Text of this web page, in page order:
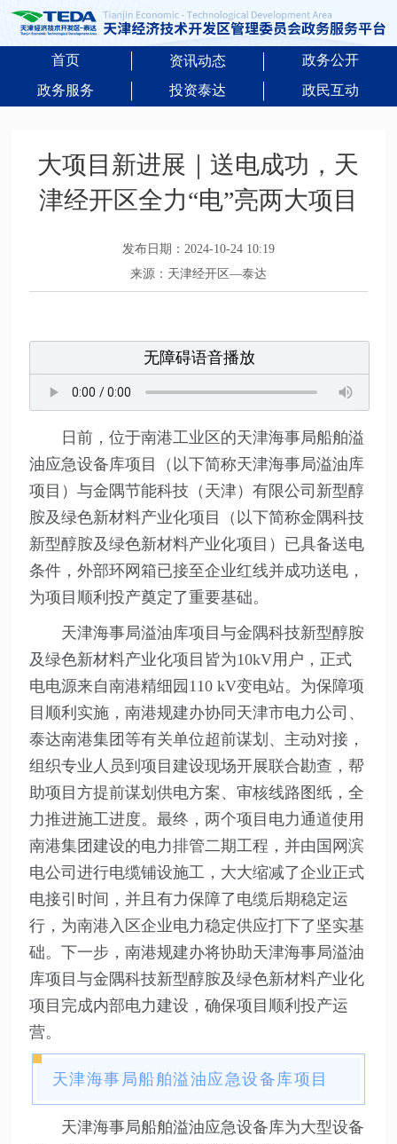
首页 资讯动态
政务公开
政务服务
投资泰达 政民互动
大项目新进展｜送电成功，天
津经开区全力“电”亮两大项目
发布日期：2024-10-24 10:19
来源：天津经开区—泰达
无障碍语音播放
日前，位于南港工业区的天津海事局船舶溢
油应急设备库项目（以下简称天津海事局溢油库
项目）与金隅节能科技（天津）有限公司新型醇
胺及绿色新材料产业化项目（以下简称金隅科技
新型醇胺及绿色新材料产业化项目）已具备送电
条件，外部环网箱已接至企业红线并成功送电，
为项目顺利投产奠定了重要基础。
天津海事局溢油库项目与金隅科技新型醇胺
及绿色新材料产业化项目皆为10kV用户，正式
电电源来自南港精细园110 kV变电站。为保障项
目顺利实施，南港规建办协同天津市电力公司、
泰达南港集团等有关单位超前谋划、主动对接，
组织专业人员到项目建设现场开展联合勘查，帮
助项目方提前谋划供电方案、审核线路图纸，全
力推进施工进度。最终，两个项目电力通道使用
南港集团建设的电力排管二期工程，并由国网滨
电公司进行电缆铺设施工，大大缩减了企业正式
电接引时间，并且有力保障了电缆后期稳定运
行，为南港入区企业电力稳定供应打下了坚实基
础。下一步，南港规建办将协助天津海事局溢油
库项目与金隅科技新型醇胺及绿色新材料产业化
项目完成内部电力建设，确保项目顺利投产运
营。
天津海事局船舶溢油应急设备库项目‍
天津海事局船舶溢油应急设备库为大型设备